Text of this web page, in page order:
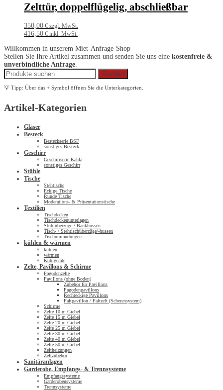
Zelttür, doppelflügelig, abschließbar
350,00 € zzgl. MwSt.
416,50 € inkl. MwSt.
Willkommen in unserem Miet-Anfrage-Shop
Stellen Sie Ihre Artikel zusammen und senden Sie uns eine kostenfreie &
unverbindliche Anfrage
Suchen
nach:
Suchen
💡 Tipp: Über das + Symbol öffnen Sie die Unterkategorien.
Artikel-Kategorien
Gläser
Besteck
Besteckserie BSF
sonstiges Besteck
Geschirr
Geschirrserie Kahla
sonstiges Geschirr
Stühle
Tische
Stehtische
Eckige Tische
Runde Tische
Moderations- & Präsentationstische
Textilien
Tischdecken
Tischdeckenunterlagen
Stuhlüberzüge / Bankhussen
Tisch- / Stehtischüberzüge/-hussen
Tischumrandungen
kühlen & wärmen
kühlen
wärmen
Kühlgeräte
Zelte, Pavillons & Schirme
Pagodenzelte
Pavillons (ohne Boden)
Zubehör für Pavillons
Pagodenpavillons
Rechteckige Pavillons
Faltpavillon / Faltzelt (Scherensystem)
Schirme
Zelte 10 m Giebel
Zelte 15 m Giebel
Zelte 20 m Giebel
Zelte 25 m Giebel
Zelte 30 m Giebel
Zelte 40 m Giebel
Zelte 50 m Giebel
Zeltheizungen
Zeltzubehör
Sanitäranlagen
Garderobe, Empfangs- & Trennsysteme
Empfangssysteme
Garderobensysteme
Trennsysteme